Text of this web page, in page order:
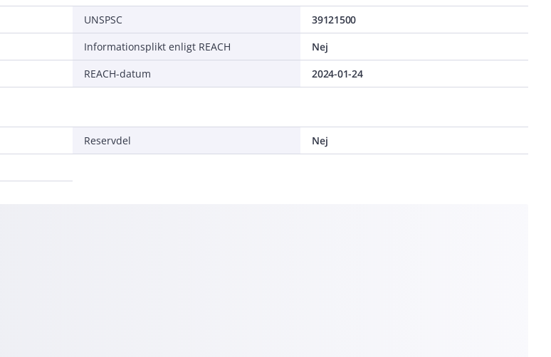
UNSPSC
39121500
Informationsplikt enligt REACH
Nej
REACH-datum
2024-01-24
Reservdel Nej